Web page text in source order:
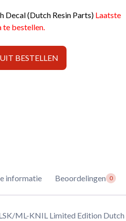
Decal (Dutch Resin Parts) Laatste
te bestellen.
BESTELLEN
informatie Beoordelingen 0
ML-KNIL Limited Edition Dutch